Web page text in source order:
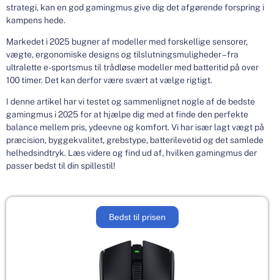
strategi, kan en god gamingmus give dig det afgørende forspring i
kampens hede.
Markedet i 2025 bugner af modeller med forskellige sensorer,
vægte, ergonomiske designs og tilslutningsmuligheder – fra
ultralette e-sportsmus til trådløse modeller med batteritid på over
100 timer. Det kan derfor være svært at vælge rigtigt.
I denne artikel har vi testet og sammenlignet nogle af de bedste
gamingmus i 2025 for at hjælpe dig med at finde den perfekte
balance mellem pris, ydeevne og komfort. Vi har især lagt vægt på
præcision, byggekvalitet, grebstype, batterilevetid og det samlede
helhedsindtryk. Læs videre og find ud af, hvilken gamingmus der
passer bedst til din spillestil!
Bedst til prisen